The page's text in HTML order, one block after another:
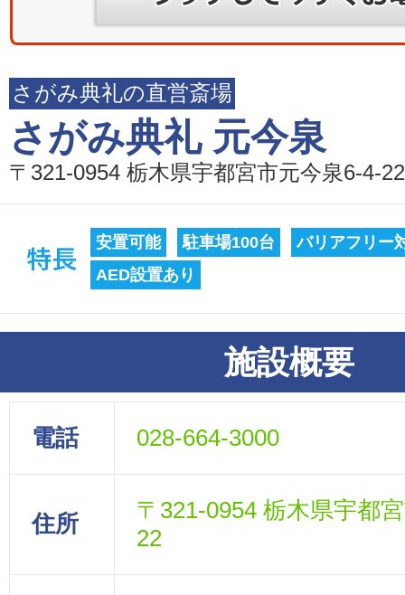
さがみ典礼の直営斎場
さがみ典礼 元今泉
〒321-0954 栃木県宇都宮市元今泉6-4-22
安置可能 駐車場100台
バリアフリー
AED設置あり
施設概要
電話 028-664-3000
住所
〒321-0954 栃木県宇都
22